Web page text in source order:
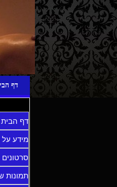
דף
דף הבית
מידע על
סרטונים
תמונות